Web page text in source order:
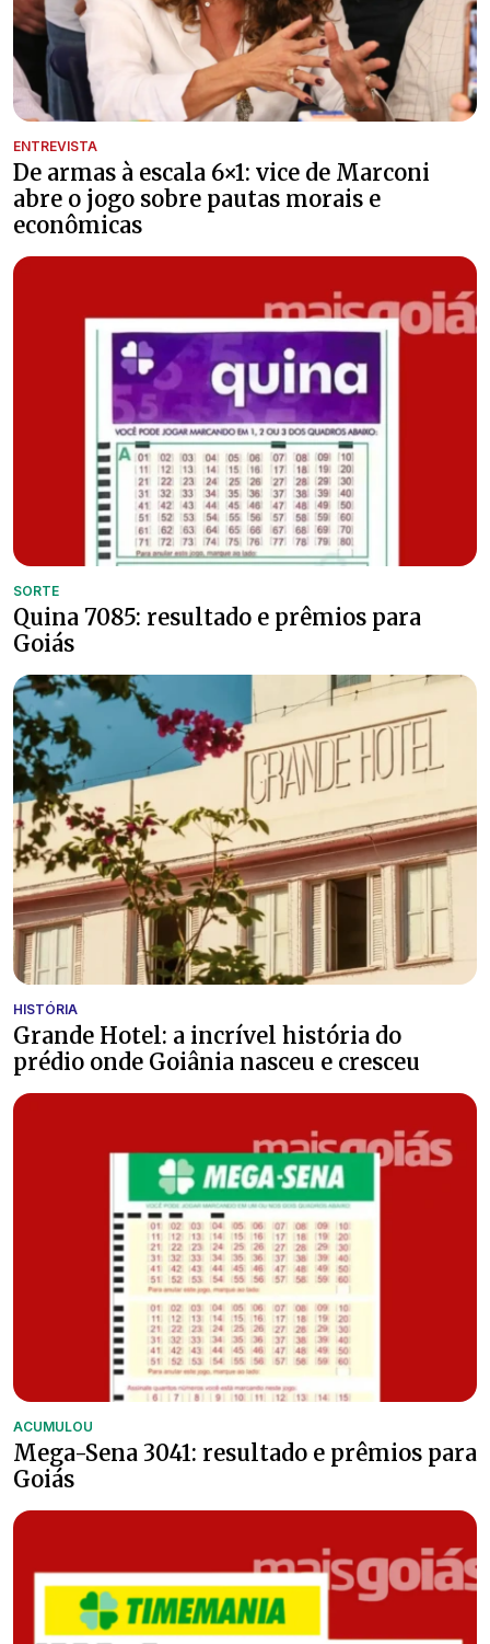
ENTREVISTA
De armas à escala 6×1: vice de Marconi
abre o jogo sobre pautas morais e
econômicas
SORTE
Quina 7085: resultado e prêmios para
Goiás
HISTÓRIA
Grande Hotel: a incrível história do
prédio onde Goiânia nasceu e cresceu
ACUMULOU
Mega-Sena 3041: resultado e prêmios para
Goiás